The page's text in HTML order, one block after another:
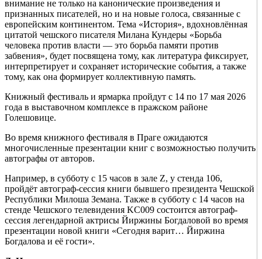
внимание не только на канонические произведения и
признанных писателей, но и на новые голоса, связанные с
европейским континентом. Тема «История», вдохновлённая
цитатой чешского писателя Милана Кундеры «Борьба
человека против власти — это борьба памяти против
забвения», будет посвящена тому, как литература фиксирует,
интерпретирует и сохраняет исторические события, а также
тому, как она формирует коллективную память.
Книжный фестиваль и ярмарка пройдут с 14 по 17 мая 2026
года в выставочном комплексе в пражском районе
Голешовице.
Во время книжного фестиваля в Праге ожидаются
многочисленные презентации книг с возможностью получить
автографы от авторов.
Например, в субботу с 15 часов в зале Z, у стенда 106,
пройдёт автограф-сессия книги бывшего президента Чешской
Республики Милоша Земана. Также в субботу с 14 часов на
стенде Чешского телевидения KC009 состоится автограф-
сессия легендарной актрисы Йиржины Богдаловой во время
презентации новой книги «Сегодня варит… Йиржина
Богдалова и её гости».